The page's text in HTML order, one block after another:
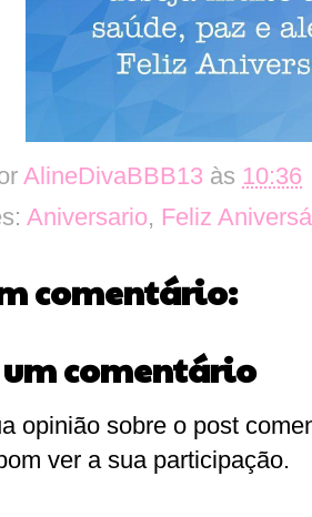
AlineDivaBBB13 às 10:36
Aniversario, Feliz
comentário:
comentário
opinião sobre o post
ver a sua participação.